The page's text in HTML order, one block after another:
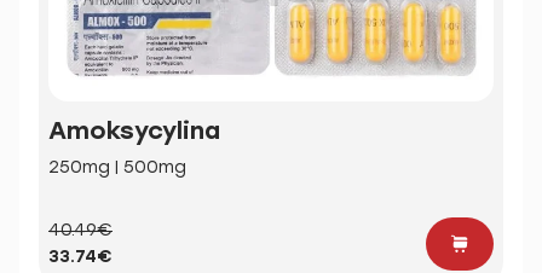
Amoksycylina
250mg | 500mg
40.49€
33.74€